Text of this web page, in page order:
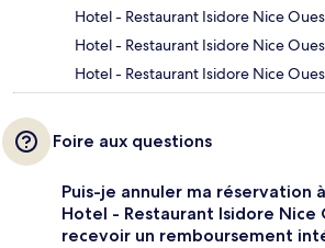
Hotel - Restaurant Isidore Nice
Hotel - Restaurant Isidore Nice
Hotel - Restaurant Isidore Nice
Foire aux questions
Puis-je annuler ma réservation
Hotel - Restaurant Isidore Nice
recevoir un remboursement